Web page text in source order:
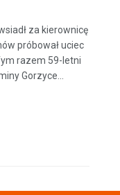
za kierownicę
próbował uciec
razem 59-letni
Gorzyce...